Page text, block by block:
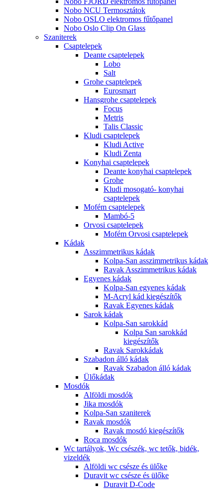
Nobo NCU Termosztátok
Nobo OSLO elektromos fűtőpanel
Nobo Oslo Clip On Glass
Szaniterek
Csaptelepek
Deante csaptelepek
Lobo
Salt
Grohe csaptelepek
Eurosmart
Hansgrohe csaptelepek
Focus
Metris
Talis Classic
Kludi csaptelepek
Kludi Active
Kludi Zenta
Konyhai csaptelepek
Deante konyhai csaptelepek
Grohe
Kludi mosogató- konyhai
csaptelepek
Mofém csaptelepek
Mambó-5
Orvosi csaptelepek
Mofém Orvosi csaptelepek
Kádak
Asszimmetrikus kádak
Kolpa-San asszimmetrikus kádak
Ravak Asszimmetrikus kádak
Egyenes kádak
Kolpa-San egyenes kádak
M-Acryl kád kiegészítők
Ravak Egyenes kádak
Sarok kádak
Kolpa-San sarokkád
Kolpa San sarokkád
kiegészítők
Ravak Sarokkádak
Szabadon álló kádak
Ravak Szabadon álló kádak
Ülőkádak
Mosdók
Alföldi mosdók
Jika mosdók
Kolpa-San szaniterek
Ravak mosdók
Ravak mosdó kiegészítők
Roca mosdók
Wc tartályok, Wc csészék, wc tetők, bidék,
vizeldék
Alföldi wc csésze és ülőke
Duravit wc csésze és ülőke
Duravit D-Code